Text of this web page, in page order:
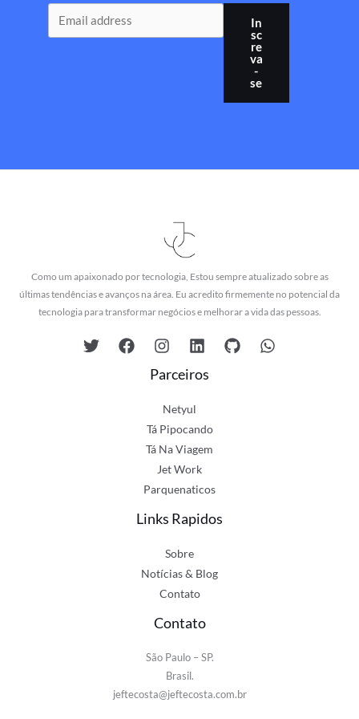
In
sc
re
va
-
se
Como um apaixonado por tecnologia, Estou sempre atualizado sobre as
últimas tendências e avanços na área. Eu acredito firmemente no potencial da
tecnologia para transformar negócios e melhorar a vida das pessoas.
Parceiros
Netyul
Tá Pipocando
Tá Na Viagem
Jet Work
Parquenaticos
Links Rapidos
Sobre
Notícias & Blog
Contato
Contato
São Paulo – SP.
Brasil.
jeftecosta@jeftecosta.com.br